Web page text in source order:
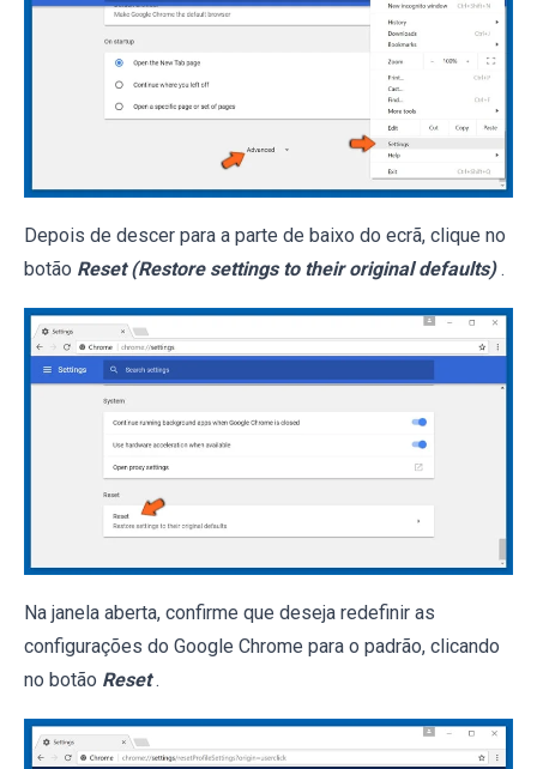
Depois de descer para a parte de baixo do ecrã, clique no
botão Reset (Restore settings to their original defaults) .
Na janela aberta, confirme que deseja redefinir as
configurações do Google Chrome para o padrão, clicando
no botão Reset .